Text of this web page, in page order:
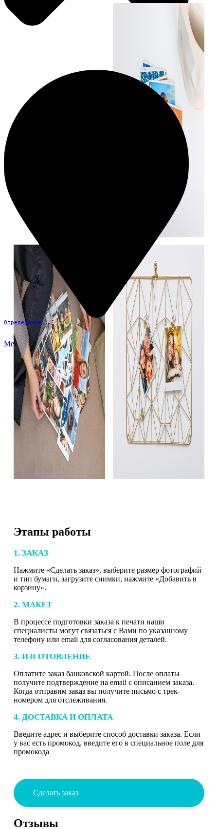
Определение...
Меню
Этапы работы
1. ЗАКАЗ
Нажмите «Сделать заказ», выберите размер фотографий
и тип бумаги, загрузите снимки, нажмите «Добавить в
корзину».
2. МАКЕТ
В процессе подготовки заказа к печати наши
специалисты могут связаться с Вами по указанному
телефону или email для согласования деталей.
3. ИЗГОТОВЛЕНИЕ
Оплатите заказ банковской картой. После оплаты
получите подтверждение на email с описанием заказа.
Когда отправим заказ вы получите письмо с трек-
номером для отслеживания.
4. ДОСТАВКА И ОПЛАТА
Введите адрес и выберите способ доставки заказа. Если
у вас есть промокод, введите его в специальное поле для
промокода
Сделать заказ
Отзывы